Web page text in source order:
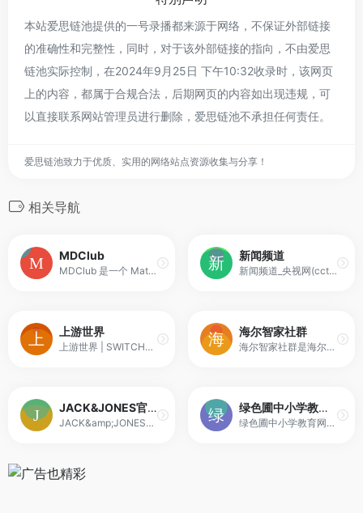
本站爱思链池提供的一号录播都来源于网络，不保证外部链接
的准确性和完整性，同时，对于该外部链接的指向，不由爱思
链池实际控制，在2024年9月25日 下午10:32收录时，该网页
上的内容，都属于合规合法，后期网页的内容如出现违规，可
以直接联系网站管理员进行删除，爱思链池不承担任何责任。
爱思链池致力于优质、实用的网络站点资源收集与分享！
相关导航
MDClub
MDClub 是一个 Material Design 设计风格的开源社区系统；它支持响应式，自动适配手机和 PC；超级轻量级，CSS + JavaScript 仅 98KB；能自动适配暗色模式；通过首屏服务端渲染，次屏前端渲染，完美兼顾 SEO 和用户体验；使用了自主开发的富文本编辑器；提供规范的 Restful API 接口和 JavaScript SDK
新闻频道
新闻频道_央视网(cctv.com)
上游世界
上游世界 | SWITCH游戏下载 | PS4游戏下载 | SWITCH中文游戏
海尔智家社群
海尔智家社群是海尔为广大家电用户打造的专业交互平台。在智家社群不但有达人教你选购家电，专家在线互动答疑，用户分享家电使用心得，还可以参与多种活动，在互动中赚积分换丰富礼品。海尔智家社群将秉承海尔理念为广大家电用户提供全新的服务体验！
JACK&JONES官方购物网站
JACK&amp;JONES官方购物网站
绿色圃中小学教育网
绿色圃中小学教育网为义务教育打造免费的绿色教学课件网，提供各科试卷PPT课件教案作文等免费下载，是中小学教育资源网类的优秀网站，老师、家长、学生的好帮手！